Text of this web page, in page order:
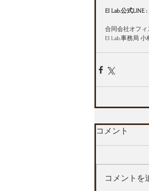
EI Lab.公式LINE :
合同会社オフィ
EI Lab.事務局 小
コメント
コメントを